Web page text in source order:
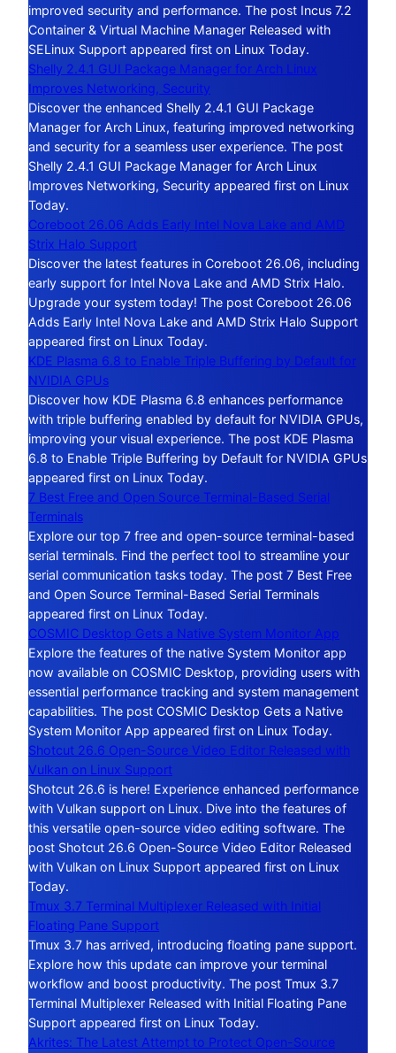
improved security and performance. The post Incus 7.2
Container & Virtual Machine Manager Released with
SELinux Support appeared first on Linux Today.
Shelly 2.4.1 GUI Package Manager for Arch Linux
Improves Networking, Security
Discover the enhanced Shelly 2.4.1 GUI Package
Manager for Arch Linux, featuring improved networking
and security for a seamless user experience. The post
Shelly 2.4.1 GUI Package Manager for Arch Linux
Improves Networking, Security appeared first on Linux
Today.
Coreboot 26.06 Adds Early Intel Nova Lake and AMD
Strix Halo Support
Discover the latest features in Coreboot 26.06, including
early support for Intel Nova Lake and AMD Strix Halo.
Upgrade your system today! The post Coreboot 26.06
Adds Early Intel Nova Lake and AMD Strix Halo Support
appeared first on Linux Today.
KDE Plasma 6.8 to Enable Triple Buffering by Default for
NVIDIA GPUs
Discover how KDE Plasma 6.8 enhances performance
with triple buffering enabled by default for NVIDIA GPUs,
improving your visual experience. The post KDE Plasma
6.8 to Enable Triple Buffering by Default for NVIDIA GPUs
appeared first on Linux Today.
7 Best Free and Open Source Terminal-Based Serial
Terminals
Explore our top 7 free and open-source terminal-based
serial terminals. Find the perfect tool to streamline your
serial communication tasks today. The post 7 Best Free
and Open Source Terminal-Based Serial Terminals
appeared first on Linux Today.
COSMIC Desktop Gets a Native System Monitor App
Explore the features of the native System Monitor app
now available on COSMIC Desktop, providing users with
essential performance tracking and system management
capabilities. The post COSMIC Desktop Gets a Native
System Monitor App appeared first on Linux Today.
Shotcut 26.6 Open-Source Video Editor Released with
Vulkan on Linux Support
Shotcut 26.6 is here! Experience enhanced performance
with Vulkan support on Linux. Dive into the features of
this versatile open-source video editing software. The
post Shotcut 26.6 Open-Source Video Editor Released
with Vulkan on Linux Support appeared first on Linux
Today.
Tmux 3.7 Terminal Multiplexer Released with Initial
Floating Pane Support
Tmux 3.7 has arrived, introducing floating pane support.
Explore how this update can improve your terminal
workflow and boost productivity. The post Tmux 3.7
Terminal Multiplexer Released with Initial Floating Pane
Support appeared first on Linux Today.
Akrites: The Latest Attempt to Protect Open-Source